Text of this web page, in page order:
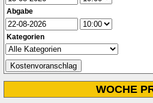
Abgabe
Kategorien
WOCHE